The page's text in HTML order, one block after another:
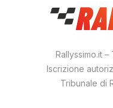
Rallyssimo.it –
Iscrizione
Tribunale di